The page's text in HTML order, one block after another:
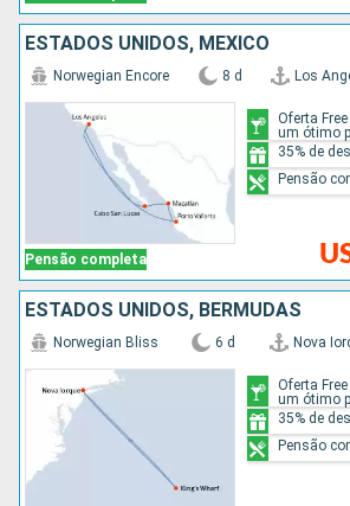
ESTADOS UNIDOS, MÉXICO
Pensão completa
Norwegian Encore 8 d Los
Oferta
um ótimo
35% de
Pensão
ESTADOS UNIDOS, BERMUDAS
Norwegian Bliss 6 d Nova
Oferta
um ótimo
35% de
Pensão